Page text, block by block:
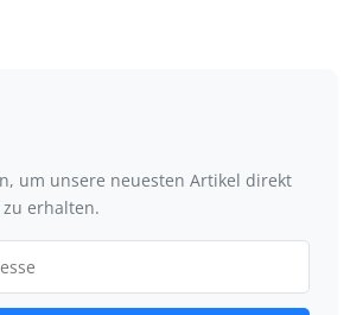
um unsere neuesten Artikel direkt
erhalten.